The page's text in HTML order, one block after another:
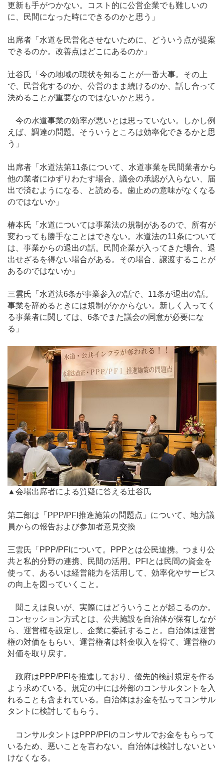
更新も手がつかない。コスト的に公営企業でも難しいの
に、民間になった時にできるのかと思う」
出席者「水道を民営化させないために、どういう点が提案
できるのか。改善点はどこにあるのか」
辻谷氏「今の地域の現状を知ることが一番大事。その上
で、民営化するのか、公営のまま続けるのか、話し合って
決めることが重要なのではないかと思う。
今の水道事業の効率が悪いとは思っていない。しかし例
えば、調達の問題。そういうところは効率化できるかと思
う」
出席者「水道法第11条について、水道事業を民間業者から
他の業者にゆずりわたす場合、議会の承認が入らない、届
出で済むようになる、と読める。歯止めの意味がなくなる
のではないか」
椿本氏「水道については事業法の規制があるので、所有が
変わっても勝手なことはできない。水道法の11条について
は、事業からの退出の話。民間企業が入ってきた場合、退
出せざるを得ない場合がある。その場合、譲渡することが
あるのではないか」
三雲氏「水道法6条が事業参入の話で、11条が退出の話。
事業を辞めるときには規制がかからない。新しく入ってく
る事業者に関しては、6条でまた議会の同意が必要にな
る」
▲会場出席者による質疑に答える辻谷氏
第二部は「PPP/PFI推進施策の問題点」について、地方議
員からの報告および参加者意見交換
三雲氏「PPP/PFIについて。PPPとは公民連携。つまり公
共と私的分野の連携、民間の活用。PFIとは民間の資金を
使って、あるいは経営能力を活用して、効率化やサービス
の向上を図っていくこと。
聞こえは良いが、実際にはどういうことが起こるのか。
コンセッション方式とは、公共施設を自治体が保有しなが
ら、運営権を設定し、企業に委託すること。自治体は運営
権の対価をもらい、運営権者は料金収入を得て、運営権の
対価を取り戻す。
政府はPPP/PFIを推進しており、優先的検討規定を作る
よう求めている。規定の中には外部のコンサルタントを入
れることも含まれている。自治体はお金を払ってコンサル
タントに検討してもらう。
コンサルタントはPPP/PFIのコンサルでお金をもらって
いるため、悪いことを言わない。自治体は検討しないとい
けなくなる。